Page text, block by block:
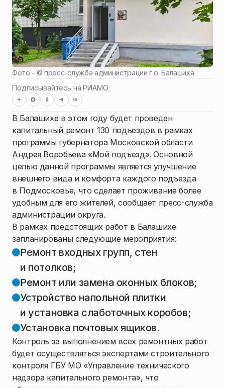
Фото - ©пресс-служба администрации г.о. Балашиха
Подписывайтесь на РИАМО:
В Балашихе в этом году будет проведен
капитальный ремонт 130 подъездов в рамках
программы губернатора Московской области
Андрея Воробьева «Мой подъезд». Основной
целью данной программы является улучшение
внешнего вида и комфорта каждого подъезда
в Подмосковье, что сделает проживание более
удобным для его жителей, сообщает пресс-служба
администрации округа.
В рамках предстоящих работ в Балашихе
запланированы следующие мероприятия:
Ремонт входных групп, стен
и потолков;
Ремонт или замена оконных блоков;
Устройство напольной плитки
и установка слаботочных коробов;
Установка почтовых ящиков.
Контроль за выполнением всех ремонтных работ
будет осуществляться экспертами строительного
контроля ГБУ МО «Управление технического
надзора капитального ремонта», что